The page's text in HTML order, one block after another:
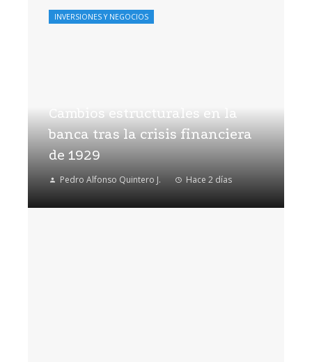
Cambios estructurales en la
banca tras la crisis financiera
de 1929
Pedro Alfonso Quintero J. Hace 2 días
INVERSIONES Y NEGOCIOS